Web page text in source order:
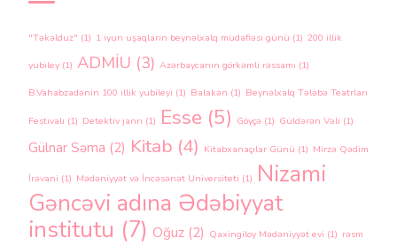
"Təkəlduz" (1) 1 iyun uşaqların beynəlxalq müdafiəsi günü (1) 200 illik
yubiley (1) ADMİU (3) Azərbaycanın görkəmli rəssamı (1)
B.Vahabzadənin 100 illik yubileyi (1) Balakən (1) Beynəlxalq Tələbə Teatrları
Festivalı (1) Detektiv janrı (1) Esse (5) Göyçə (1) Güldərən Vəli (1)
Gülnar Səma (2) Kitab (4) Kitabxanaçılar Günü (1) Mirzə Qədim
İrəvani (1) Mədəniyyət və İncəsənət Universiteti (1) Nizami
Gəncəvi adına Ədəbiyyat
institutu (7) Oğuz (2) Qaxingiloy Mədəniyyət evi (1) rəsm